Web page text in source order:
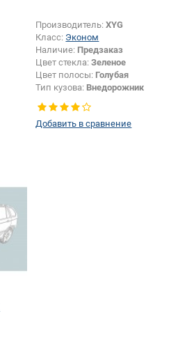
Производитель:XYG
Класс: Эконом
Наличие: Предзаказ
Цвет стекла:Зеленое
Цвет полосы: Голубая
Тип кузова: Внедорожник
Изменение шелкографии +
обогрева:Да
Добавить в сравнение